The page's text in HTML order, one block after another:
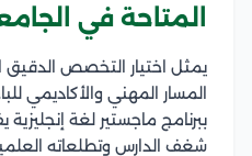
المتاحة في
يمثل اختيار التخصص الدقيق
المسار المهني والأكاديمي
ببرنامج ماجستير لغة
شغف الدارس وتطلعاته